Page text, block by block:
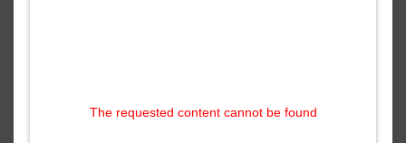
The requested content cannot be found